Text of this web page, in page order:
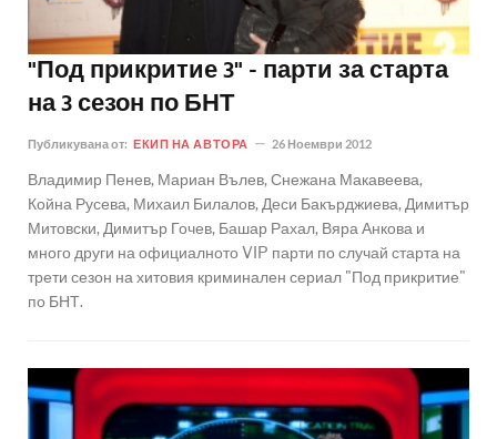
"Под прикритие 3" - парти за старта
на 3 сезон по БНТ
Публикувана от: ЕКИП НА АВТОРА 26 Ноември 2012
Владимир Пенев, Мариан Вълев, Снежана Макавеева,
Койна Русева, Михаил Билалов, Деси Бакърджиева, Димитър
Митовски, Димитър Гочев, Башар Рахал, Вяра Анкова и
много други на официалното VIP парти по случай старта на
трети сезон на хитовия криминален сериал "Под прикритие"
по БНТ.